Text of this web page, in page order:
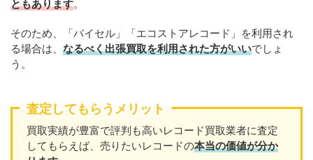
ともあります。
そのため、「バイセル」「エコストアレコード」を利用され
る場合は、 なるべく出張買取を利用された方がいいでしょ
う。
査定してもらうメリット
買取実績が豊富で評判も高いレコード買取業者に査定
してもらえば、売りたいレコードの本当の価値が分か